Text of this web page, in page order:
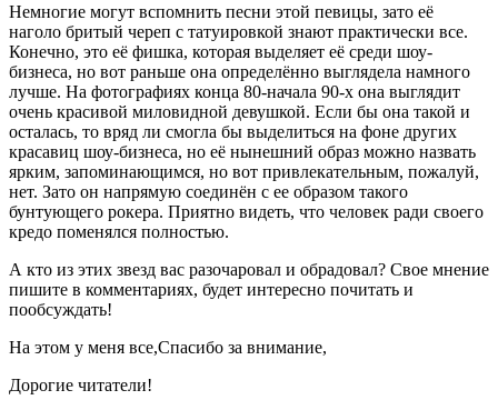
Немногие могут вспомнить песни этой певицы, зато её
наголо бритый череп с татуировкой знают практически все.
Конечно, это её фишка, которая выделяет её среди шоу-
бизнеса, но вот раньше она определённо выглядела намного
лучше. На фотографиях конца 80-начала 90-х она выглядит
очень красивой миловидной девушкой. Если бы она такой и
осталась, то вряд ли смогла бы выделиться на фоне других
красавиц шоу-бизнеса, но её нынешний образ можно назвать
ярким, запоминающимся, но вот привлекательным, пожалуй,
нет. Зато он напрямую соединён с ее образом такого
бунтующего рокера. Приятно видеть, что человек ради своего
кредо поменялся полностью.
А кто из этих звезд вас разочаровал и обрадовал? Свое мнение
пишите в комментариях, будет интересно почитать и
пообсуждать!
На этом у меня все,Спасибо за внимание,
Дорогие читатели!